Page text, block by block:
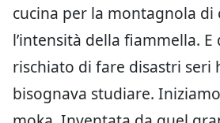
cucina per la montagnola di
l’intensità della fiammella.
rischiato di fare disastri seri
bisognava studiare. Iniziamo